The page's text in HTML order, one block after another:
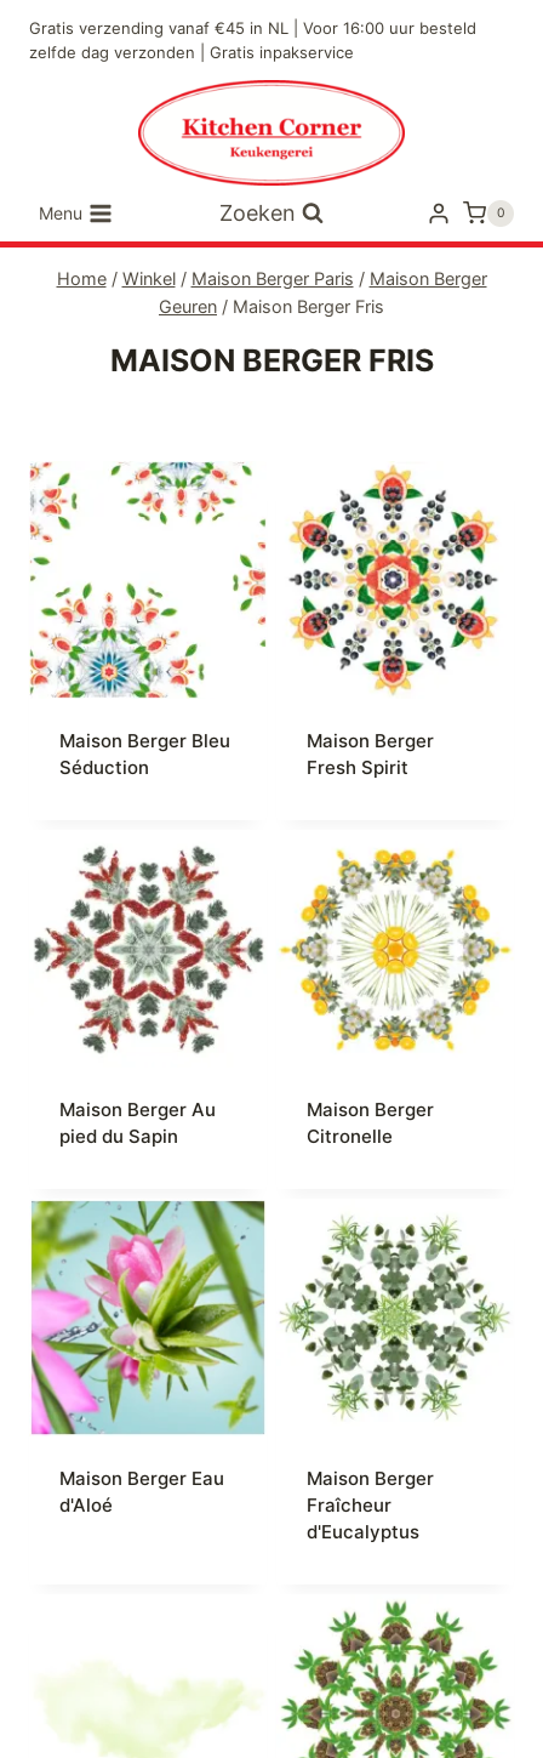
naar
Gratis verzending vanaf €45 in NL | Voor 16:00 uur besteld
zelfde dag verzonden | Gratis inpakservice
Menu Zoeken 0
Home / Winkel / Maison Berger Paris / Maison Berger
Geuren / Maison Berger Fris
MAISON BERGER FRIS
Maison Berger Bleu
Séduction
Maison Berger
Fresh Spirit
Maison Berger Au
pied du Sapin
Maison Berger
Citronelle
Maison Berger Eau
d'Aloé
Maison Berger
Fraîcheur
d'Eucalyptus